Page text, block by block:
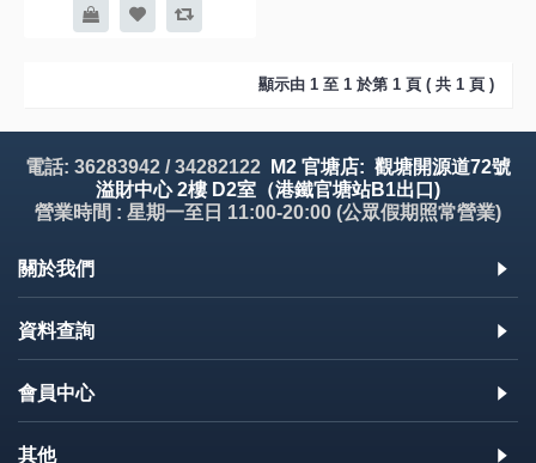
顯示由 1 至 1 於第 1 頁 ( 共 1 頁 )
電話: 36283942 / 34282122
M2 官塘店: 觀塘開源道72號
溢財中心 2樓 D2室（港鐵官塘站B1出口)
營業時間 : 星期一至日 11:00-20:00 (公眾假期照常營業)
關於我們
資料查詢
會員中心
其他